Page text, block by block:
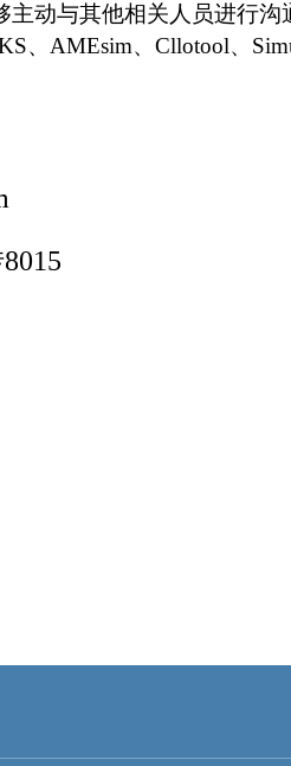
动与其他相关人员进行沟
、 AMEsim、 Cllotool、